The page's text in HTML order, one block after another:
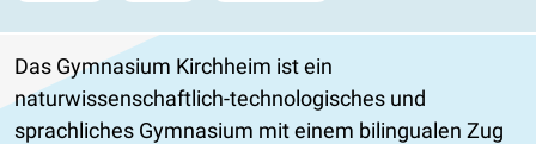
Das Gymnasium Kirchheim ist ein
naturwissenschaftlich-technologisches und
sprachliches Gymnasium mit einem bilingualen Zug